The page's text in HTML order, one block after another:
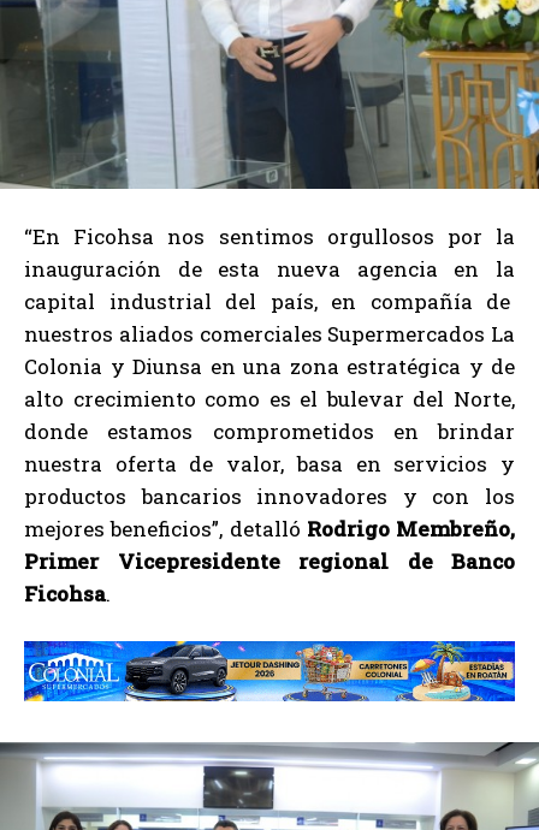
“En Ficohsa nos sentimos orgullosos por la
inauguración de esta nueva agencia en la
capital industrial del país, en compañía de
nuestros aliados comerciales Supermercados La
Colonia y Diunsa en una zona estratégica y de
alto crecimiento como es el bulevar del Norte,
donde estamos comprometidos en brindar
nuestra oferta de valor, basa en servicios y
productos bancarios innovadores y con los
mejores beneficios”, detalló Rodrigo Membreño,
Primer Vicepresidente regional de Banco
Ficohsa.